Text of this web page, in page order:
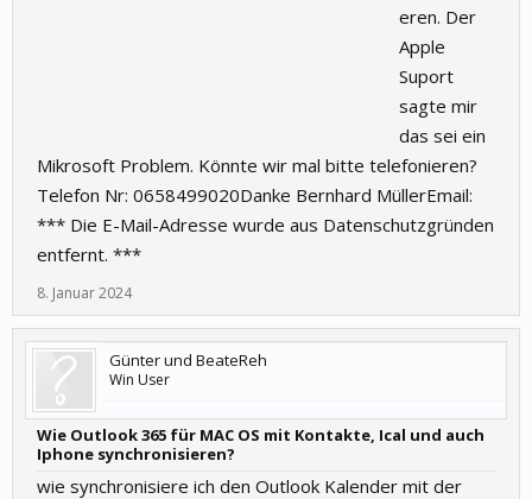
eren. Der
Apple
Suport
sagte mir
das sei ein
Mikrosoft Problem. Könnte wir mal bitte telefonieren?
Telefon Nr: 0658499020Danke Bernhard MüllerEmail:
*** Die E-Mail-Adresse wurde aus Datenschutzgründen
entfernt. ***
8. Januar 2024
Günter und BeateReh
Win User
Wie Outlook 365 für MAC OS mit Kontakte, Ical und auch
Iphone synchronisieren?
wie synchronisiere ich den Outlook Kalender mit der